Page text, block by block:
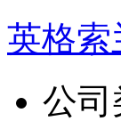
英格索
公司